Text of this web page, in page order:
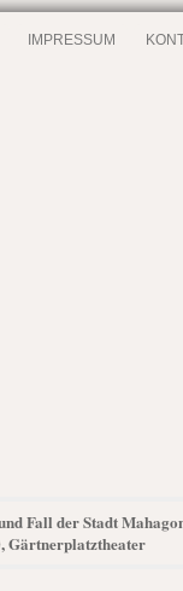
IMPRESSUM
Fall der Stadt
Gärtnerplatztheater